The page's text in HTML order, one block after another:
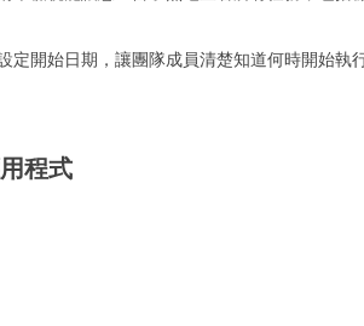
定開始日期，讓團隊成員清楚知道何時開始執
程式